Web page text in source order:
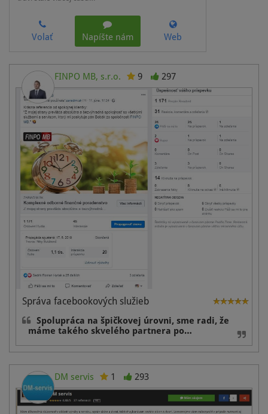
Volať Napíšte nám Web
FINPO MB, s.r.o. 9 297
Správa facebookových služieb
Spolupráca na špičkovej úrovni, sme radi, že
máme takého skvelého partnera po…
DM servis 1 293